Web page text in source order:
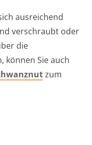
ausreichend
verschraubt oder
die
können Sie auch
zum